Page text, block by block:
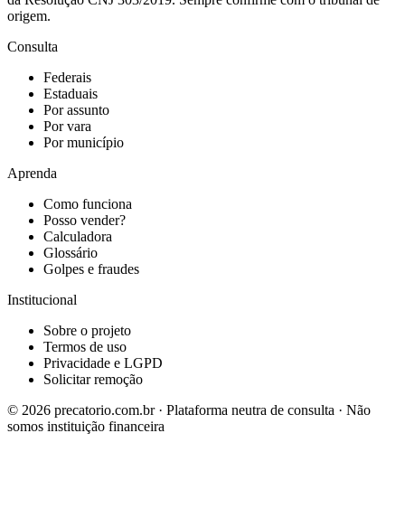
origem.
Consulta
Federais
Estaduais
Por assunto
Por vara
Por município
Aprenda
Como funciona
Posso vender?
Calculadora
Glossário
Golpes e fraudes
Institucional
Sobre o projeto
Termos de uso
Privacidade e LGPD
Solicitar remoção
© 2026 precatorio.com.br · Plataforma neutra de consulta · Não
somos instituição financeira